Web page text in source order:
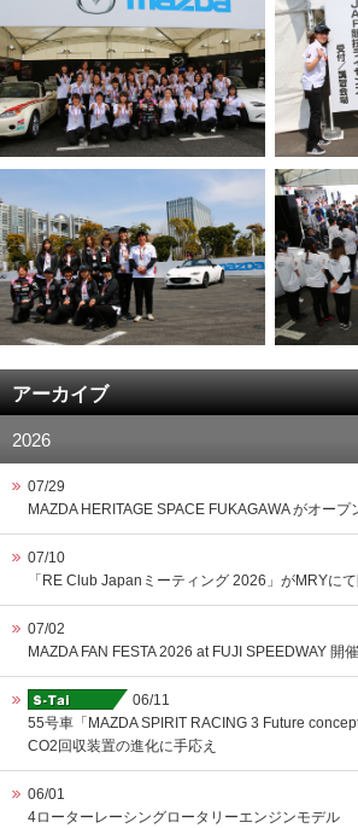
アーカイブ
2026
07/29
MAZDA HERITAGE SPACE FUKAGAWA がオープ
07/10
「RE Club Japanミーティング 2026」がMRYに
07/02
MAZDA FAN FESTA 2026 at FUJI SPEEDWAY 開
06/11
55号車「MAZDA SPIRIT RACING 3 Future concept
CO2回収装置の進化に手応え
06/01
4ローターレーシングロータリーエンジンモデル